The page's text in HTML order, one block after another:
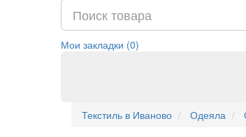
Мои закладки (0)
Текстиль в Иваново Одеяла